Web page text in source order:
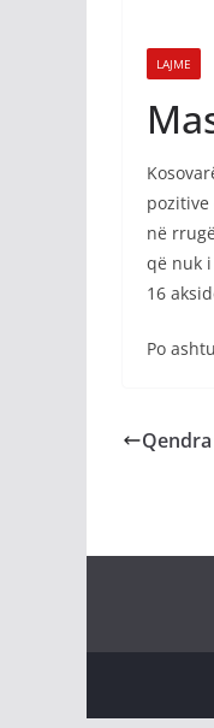
LAJME
në
që nuk
16
Po